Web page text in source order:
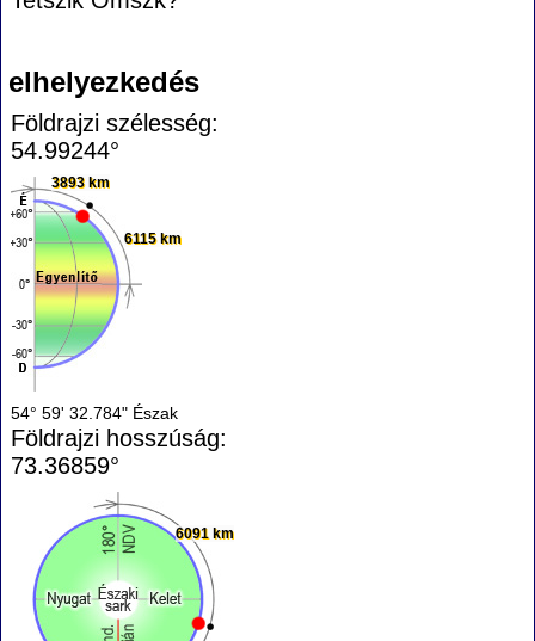
elhelyezkedés
Földrajzi szélesség:
54.99244°
3893 km
6115 km
54° 59' 32.784" Észak
Földrajzi hosszúság:
73.36859°
6091 km